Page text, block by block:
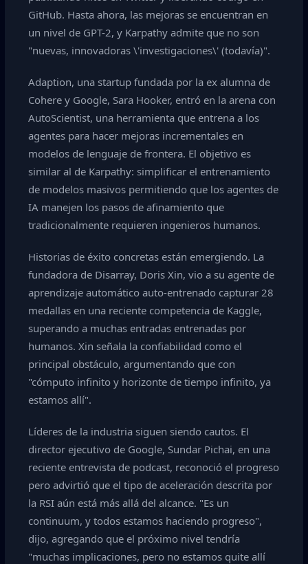
GitHub. Hasta ahora, las mejoras se encuentran en
un nivel de GPT-2, y Karpathy admite que no son
"nuevas, innovadoras \'investigaciones\' (todavía)".
Adaption, una startup fundada por la ex alumna de
Cohere y Google, Sara Hooker, entró en la arena con
AutoScientist, una herramienta que entrena a los
agentes para hacer mejoras incrementales en
modelos de lenguaje de frontera. El objetivo es
similar al de Karpathy: simplificar el entrenamiento
de modelos masivos permitiendo que los agentes de
IA manejen los pasos de afinamiento que
tradicionalmente requieren ingenieros humanos.
Historias de éxito concretas están emergiendo. La
fundadora de Disarray, Doris Xin, vio a su agente de
aprendizaje automático auto-entrenado capturar 28
medallas en una reciente competencia de Kaggle,
superando a muchas entradas entrenadas por
humanos. Xin señala la confiabilidad como el
principal obstáculo, argumentando que con
"cómputo infinito y horizonte de tiempo infinito, ya
estamos allí".
Líderes de la industria siguen siendo cautos. El
director ejecutivo de Google, Sundar Pichai, en una
reciente entrevista de podcast, reconoció el progreso
pero advirtió que el tipo de aceleración descrita por
la RSI aún está más allá del alcance. "Es un
continuum, y todos estamos haciendo progreso",
dijo, agregando que el próximo nivel tendría
"muchas implicaciones, pero no estamos quite allí